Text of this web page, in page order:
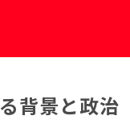
背景と政治